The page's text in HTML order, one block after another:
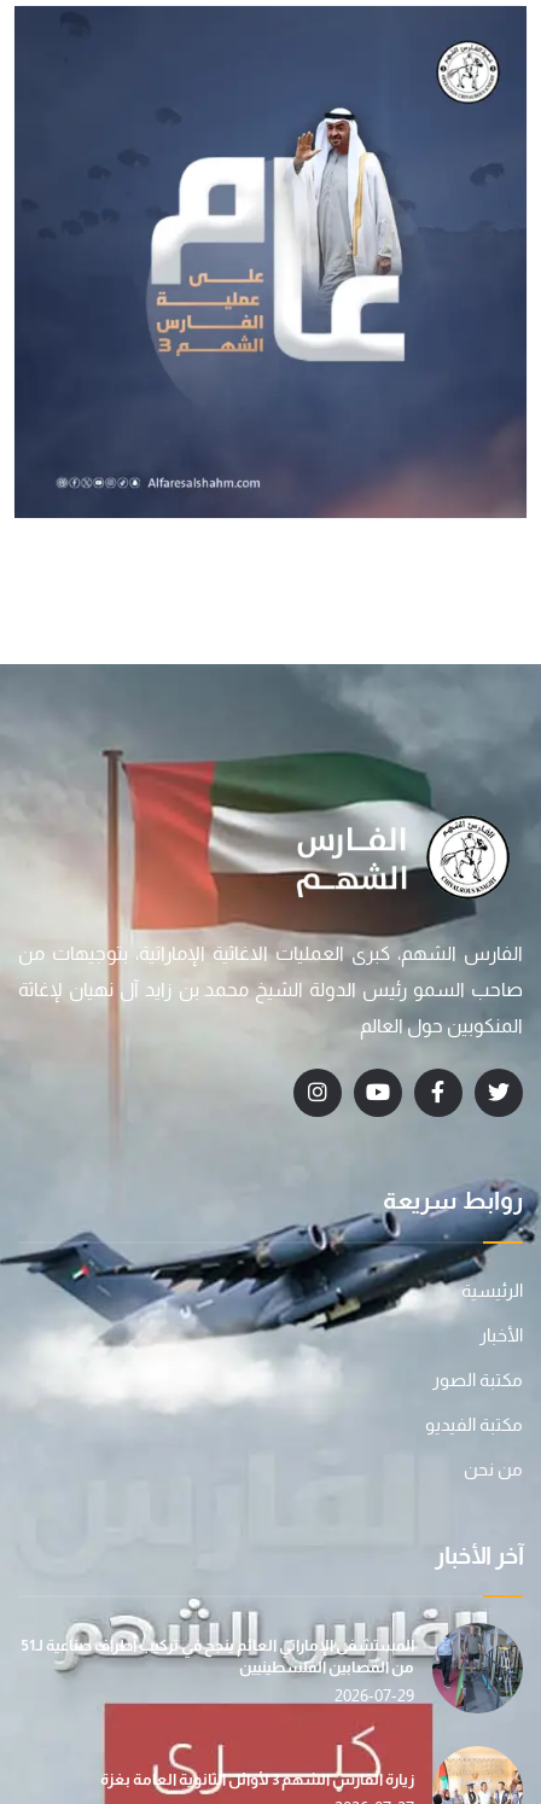
الفارس الشهم، كبرى العمليات الاغاثية الإماراتية، بتوجيهات من
صاحب السمو رئيس الدولة الشيخ محمد بن زايد آل نهيان لإغاثة
المنكوبين حول العالم
روابط سريعة
الرئيسية
الأخبار
مكتبة الصور
مكتبة الفيديو
من نحن
آخر الأخبار
المستشفى الإماراتي العائم ينجح في تركيب أطراف صناعية لـ51
من المصابين الفلسطينيين
2026-07-29
زيارة الفارس الشهم 3 لأوائل الثانوية العامة بغزة